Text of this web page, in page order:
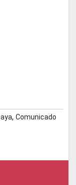
, Comunicado